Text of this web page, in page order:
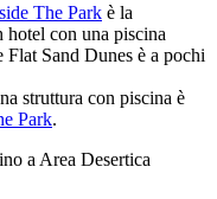
The Park è la
hotel con una piscina
Sand Dunes è a pochi
struttura con piscina è
Park.
a Area Desertica